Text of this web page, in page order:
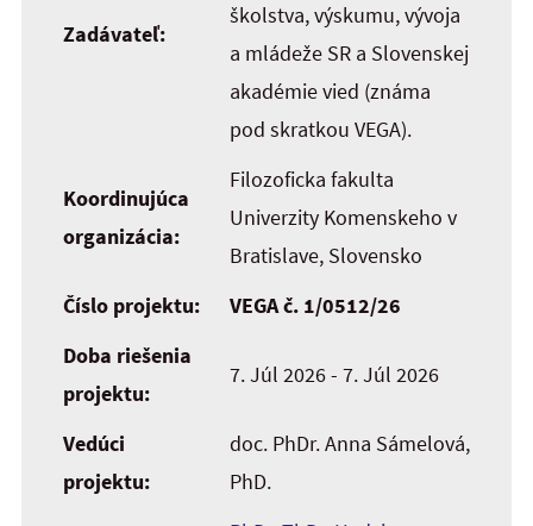
Zadávateľ:
školstva, výskumu, vývoja
a mládeže SR a Slovenskej
akadémie vied (známa
pod skratkou VEGA).
Koordinujúca
organizácia:
Filozoficka fakulta
Univerzity Komenskeho v
Bratislave, Slovensko
Číslo projektu:
VEGA č. 1/0512/26
Doba riešenia
projektu:
7. Júl 2026 - 7. Júl 2026
Vedúci
projektu:
doc. PhDr. Anna Sámelová,
PhD.